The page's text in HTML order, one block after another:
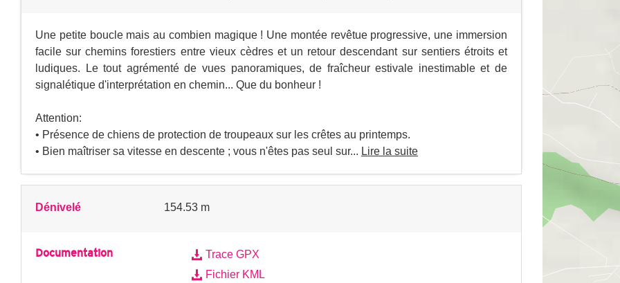
Une petite boucle mais au combien magique ! Une montée revêtue progressive, une immersion
facile sur chemins forestiers entre vieux cèdres et un retour descendant sur sentiers étroits et
ludiques. Le tout agrémenté de vues panoramiques, de fraîcheur estivale inestimable et de
signalétique d'interprétation en chemin... Que du bonheur !
Attention:
• Présence de chiens de protection de troupeaux sur les crêtes au printemps.
• Bien maîtriser sa vitesse en descente ; vous n'êtes pas seul sur... Lire la suite
Dénivelé 154.53 m
Documentation
Trace GPX
Fichier KML